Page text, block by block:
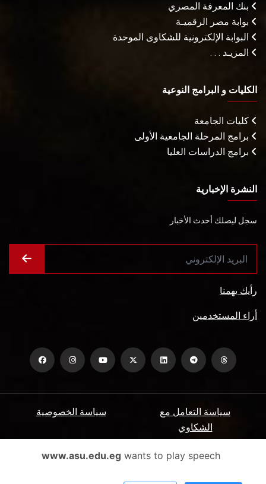
بنك المعرفة المصري
بوابة مصر الرقميـة
البوابة الإلكترونية للشكاوى الموحدة
المزيـد . . .
الكليات و البرامج النوعية
كليات الجامعة
برامج المرحلة الجامعية الأولى
برامج الدراسات العليا
النشرة الإخبارية
سجل ليصلك أحدث الأخبار
رأيك يهمنا
أراء المستخدمين
سياسة الخصوصية
سياسة التعامل مع
الشكاوي
الأسئلة الشائعة ميثاق المتعاملين www.asu.edu.egwants to play speech